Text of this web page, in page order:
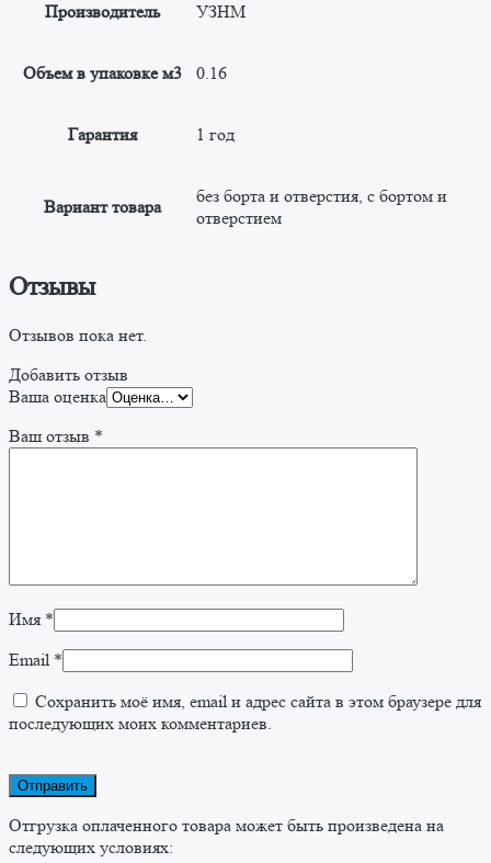
Производитель УЗНМ
Объем в упаковке м3 0.16
Гарантия 1 год
Вариант товара
без борта и отверстия, с бортом и
отверстием
Отзывы
Отзывов пока нет.
Добавить отзыв
Ваша оценка
Ваш отзыв *
Имя *
Email *
Сохранить моё имя, email и адрес сайта в этом браузере для
последующих моих комментариев.
Отгрузка оплаченного товара может быть произведена на
следующих условиях: